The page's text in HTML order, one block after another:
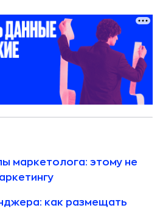
маркетолога: этому не
как размещать